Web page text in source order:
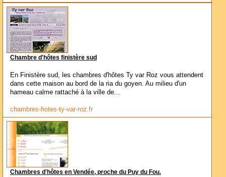
Chambre d'hôtes finistère sud
En Finistère sud, les chambres d'hôtes Ty var Roz vous attendent
dans cette maison au bord de la ria du goyen. Au milieu d'un
hameau calme rattaché à la ville de...
chambres-hotes-ty-var-roz.fr
Chambres d'hôtes en Vendée, proche du Puy du Fou.